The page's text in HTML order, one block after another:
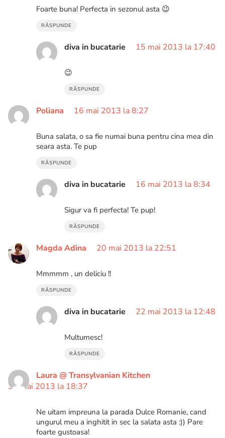
Foarte buna! Perfecta in sezonul asta 😉
RĂSPUNDE
diva in bucatarie 15 mai 2013 la 17:40
😉
RĂSPUNDE
Poliana 16 mai 2013 la 8:27
Buna salata, o sa fie numai buna pentru cina mea din
seara asta. Te pup
RĂSPUNDE
diva in bucatarie 16 mai 2013 la 8:34
Sigur va fi perfecta! Te pup!
RĂSPUNDE
Magda Adina 20 mai 2013 la 22:51
Mmmmm , un deliciu !!
RĂSPUNDE
diva in bucatarie 22 mai 2013 la 12:48
Multumesc!
RĂSPUNDE
Laura @ Transylvanian Kitchen
31 mai 2013 la 18:37
Ne uitam impreuna la parada Dulce Romanie, cand
ungurul meu a inghitit in sec la salata asta :)) Pare
foarte gustoasa!